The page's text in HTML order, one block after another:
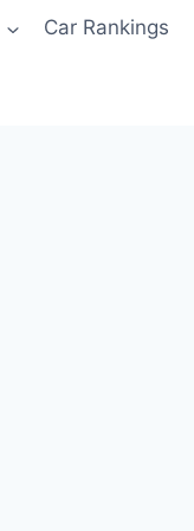
Car Rankings